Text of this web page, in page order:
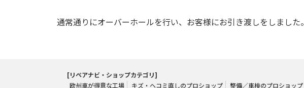
通常通りにオーバーホールを行い、お客様にお引き渡しをしました。
[リペアナビ・ショップカテゴリ]
欧州車が得意な工場
キズ・ヘコミ直しのプロショップ 整備／車検のプロショップ